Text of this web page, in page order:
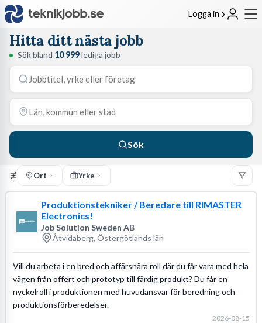
Logga in
Hitta ditt nästa jobb
Sök bland 10 999lediga jobb
Sök
Ort Yrke
Produktionstekniker / Beredare till RIMASTER
Electronics!
Job Solution Sweden AB
Åtvidaberg, Östergötlands län
Vill du arbeta i en bred och affärsnära roll där du får vara med hela
vägen från offert och prototyp till färdig produkt? Du får en
nyckelroll i produktionen med huvudansvar för beredning och
produktionsförberedelser.
2026-08-15